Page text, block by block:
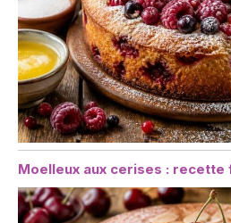
Moelleux aux cerises :